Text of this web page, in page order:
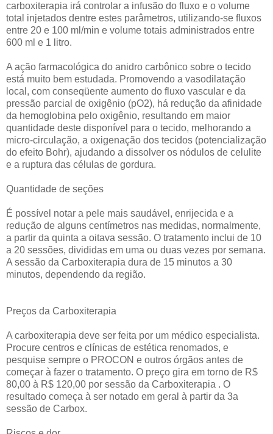
carboxiterapia irá controlar a infusão do fluxo e o volume
total injetados dentre estes parâmetros, utilizando-se fluxos
entre 20 e 100 ml/min e volume totais administrados entre
600 ml e 1 litro.
A ação farmacológica do anidro carbônico sobre o tecido
está muito bem estudada. Promovendo a vasodilatação
local, com conseqüente aumento do fluxo vascular e da
pressão parcial de oxigênio (pO2), há redução da afinidade
da hemoglobina pelo oxigênio, resultando em maior
quantidade deste disponível para o tecido, melhorando a
micro-circulação, a oxigenação dos tecidos (potencialização
do efeito Bohr), ajudando a dissolver os nódulos de celulite
e a ruptura das células de gordura.
Quantidade de seções
É possível notar a pele mais saudável, enrijecida e a
redução de alguns centímetros nas medidas, normalmente,
a partir da quinta a oitava sessão. O tratamento inclui de 10
a 20 sessões, divididas em uma ou duas vezes por semana.
A sessão da Carboxiterapia dura de 15 minutos a 30
minutos, dependendo da região.
Preços da Carboxiterapia
A carboxiterapia deve ser feita por um médico especialista.
Procure centros e clínicas de estética renomados, e
pesquise sempre o PROCON e outros órgãos antes de
começar à fazer o tratamento. O preço gira em torno de R$
80,00 à R$ 120,00 por sessão da Carboxiterapia . O
resultado começa à ser notado em geral à partir da 3a
sessão de Carbox.